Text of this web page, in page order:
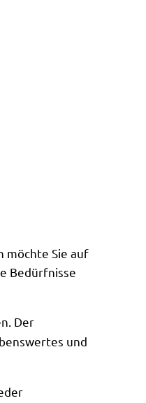
möchte Sie auf
Bedürfnisse
Der
und